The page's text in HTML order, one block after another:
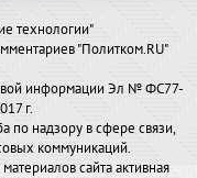
технологии"
"Политком.RU"
информации Эл № ФС77-
г.
по надзору в сфере связи,
коммуникаций.
сайта активная